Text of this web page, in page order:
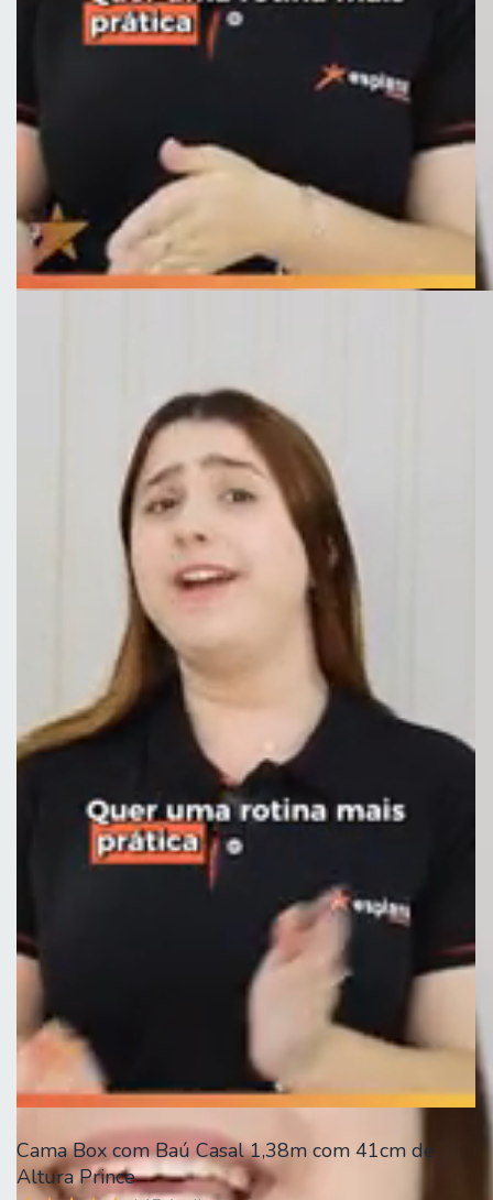
Cama Box com Baú Casal 1,38m com 41cm de
Altura Prince